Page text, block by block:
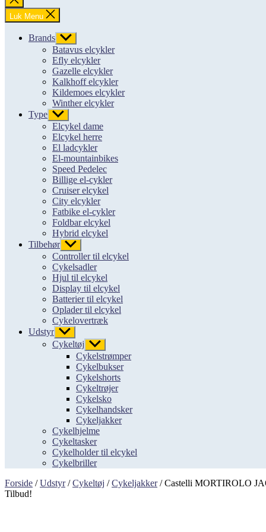
søgning
Luk Menu
Brands Vis
undermenu
Batavus elcykler
Efly elcykler
Gazelle elcykler
Kalkhoff elcykler
Kildemoes elcykler
Winther elcykler
Type Vis
undermenu
Elcykel dame
Elcykel herre
El ladcykler
El-mountainbikes
Speed Pedelec
Billige el-cykler
Cruiser elcykel
City elcykler
Fatbike el-cykler
Foldbar elcykel
Hybrid elcykel
Tilbehør Vis
undermenu
Controller til elcykel
Cykelsadler
Hjul til elcykel
Display til elcykel
Batterier til elcykel
Oplader til elcykel
Cykelovertræk
Udstyr Vis
undermenu
Cykeltøj Vis
undermenu
Cykelstrømper
Cykelbukser
Cykelshorts
Cykeltrøjer
Cykelsko
Cykelhandsker
Cykeljakker
Cykelhjelme
Cykeltasker
Cykelholder til elcykel
Cykelbriller
Forside /Udstyr/Cykeltøj /Cykeljakker/ Castelli MORTIROLO
Tilbud!